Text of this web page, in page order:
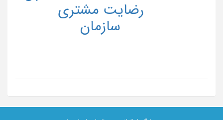
رضایت مشتری
سازمان